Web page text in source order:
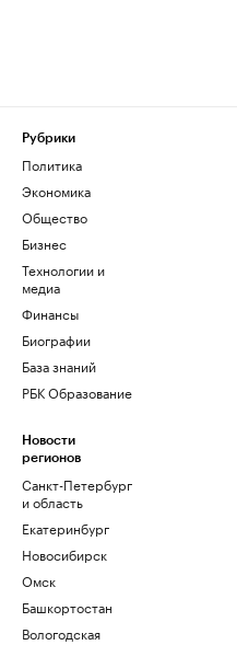
Рубрики
Политика
Экономика
Общество
Бизнес
Технологии и
медиа
Финансы
Биографии
База знаний
РБК Образование
Новости
регионов
Санкт-Петербург
и область
Екатеринбург
Новосибирск
Омск
Башкортостан
Вологодская